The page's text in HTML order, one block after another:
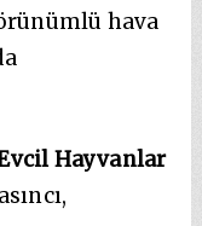
hava
Hayvanlar